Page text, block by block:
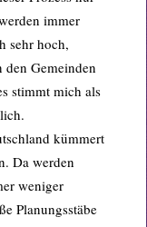
immer
sehr hoch,
Gemeinden
stimmt mich als
kümmert
Da werden
weniger
Planungsstäbe